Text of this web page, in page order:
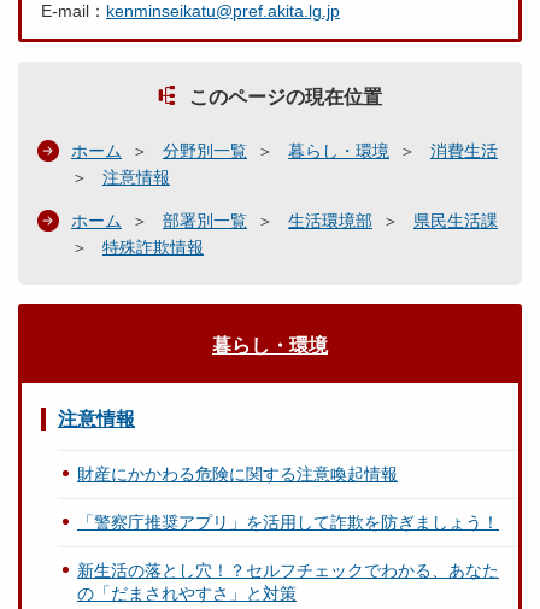
E-mail： kenminseikatu@pref.akita.lg.jp
このページの現在位置
ホーム 分野別一覧 暮らし・環境
消費生活
注意情報
ホーム 部署別一覧 生活環境部
県民生活課
特殊詐欺情報
暮らし・環境
注意情報
財産にかかわる危険に関する注意喚起情報
「警察庁推奨アプリ」を活用して詐欺を防ぎましょう！
新生活の落とし穴！？セルフチェックでわかる、あなた
の「だまされやすさ」と対策